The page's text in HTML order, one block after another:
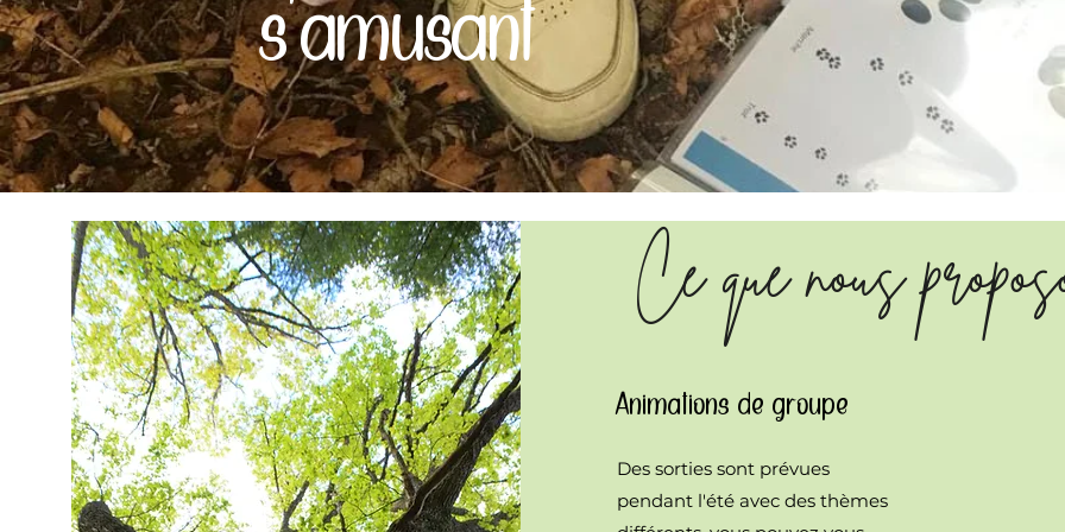
s'amusant
Ce que nous
Animations de groupe
Des sorties sont prévues
pendant l'été avec des thèmes